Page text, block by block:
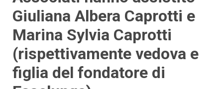
Giuliana Albera Caprotti e
Marina Sylvia Caprotti
(rispettivamente vedova e
figlia del fondatore di